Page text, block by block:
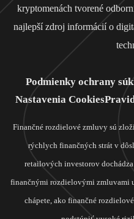
kryptomenách tvorené
najlepší zdroj informácií o
Podmienky ochrany
Nastavenia Cookies
Finančné rozdielové zmluvy sú
rýchlych finančných strát v
retailových investorov
finančnými rozdielovými zmluvami
chápete, ako finančné